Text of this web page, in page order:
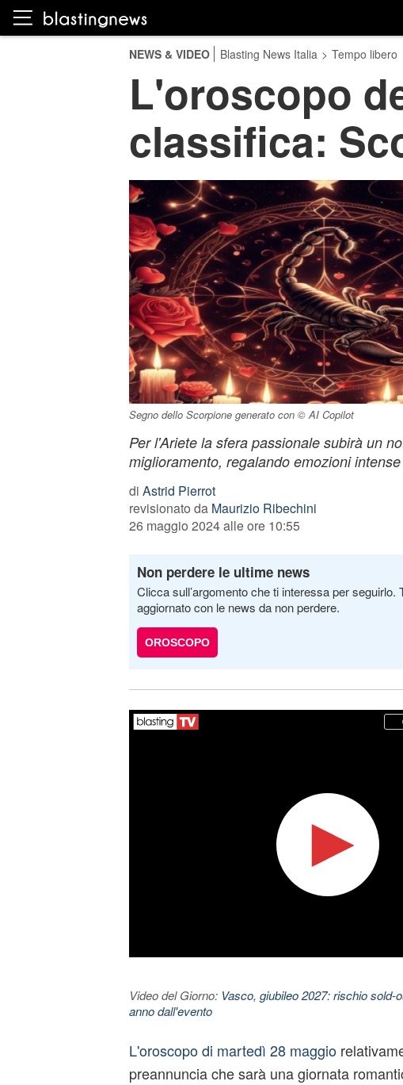
NEWS & VIDEO Blasting News Italia > Tempo libero
L'oroscopo
classifica:
Segno dello Scorpione generato con © AI Copilot
Per l'Ariete la sfera passionale subirà un
miglioramento, regalando emozioni intense
di Astrid Pierrot
revisionato da Maurizio Ribechini
26 maggio 2024 alle ore 10:55
Non perdere le ultime news
Clicca sull’argomento che ti interessa per seguirlo.
aggiornato con le news da non perdere.
OROSCOPO
Video del Giorno: Vasco, giubileo 2027: rischio sold-
anno dall'evento
L'oroscopo di martedì 28 maggio
preannuncia che sarà una giornata